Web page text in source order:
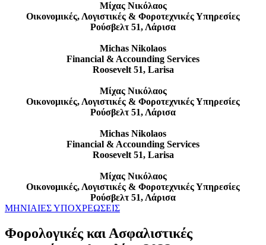
Μίχας Νικόλαος
Οικονομικές, Λογιστικές & Φοροτεχνικές Υπηρεσίες
Ρούσβελτ 51, Λάρισα
Michas Nikolaos
Financial & Accounding Services
Roosevelt 51, Larisa
Μίχας Νικόλαος
Οικονομικές, Λογιστικές & Φοροτεχνικές Υπηρεσίες
Ρούσβελτ 51, Λάρισα
Michas Nikolaos
Financial & Accounding Services
Roosevelt 51, Larisa
Μίχας Νικόλαος
Οικονομικές, Λογιστικές & Φοροτεχνικές Υπηρεσίες
Ρούσβελτ 51, Λάρισα
ΜΗΝΙΑΙΕΣ ΥΠΟΧΡΕΩΣΕΙΣ
Φορολογικές και Ασφαλιστικές